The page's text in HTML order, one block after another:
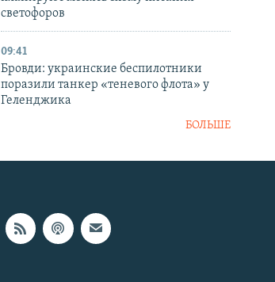
светофоров
09:41
Бровди: украинские беспилотники
поразили танкер «теневого флота» у
Геленджика
БОЛЬШЕ